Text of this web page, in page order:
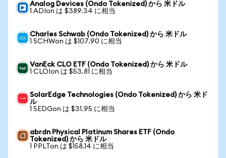
Analog Devices (Ondo Tokenized) から 米ドル
1 ADIon は $389.34 に相当
Charles Schwab (Ondo Tokenized) から 米ドル
1 SCHWon は $107.90 に相当
VanEck CLO ETF (Ondo Tokenized) から 米ドル
1 CLOIon は $53.81 に相当
SolarEdge Technologies (Ondo Tokenized) から 米ド
ル
1 SEDGon は $31.95 に相当
abrdn Physical Platinum Shares ETF (Ondo
Tokenized) から 米ドル
1 PPLTon は $158.14 に相当